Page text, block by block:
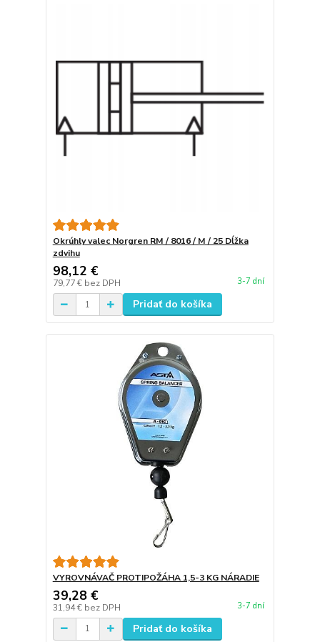
Okrúhly valec Norgren RM / 8016 / M / 25 Dĺžka
zdvihu
98,12 €
79,77 € bez DPH 3-7 dní
Pridať do košíka
VYROVNÁVAČ PROTIPOŽÁHA 1,5-3 KG NÁRADIE
39,28 €
31,94 € bez DPH 3-7 dní
Pridať do košíka